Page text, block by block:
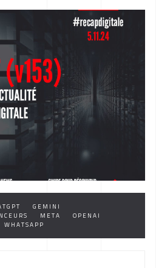
GEMINI
META
OPENAI
WHATSAPP